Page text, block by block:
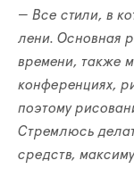
— Все стили, в
лени. Основная
времени, также
конференциях,
поэтому
Стремлюсь
средств,